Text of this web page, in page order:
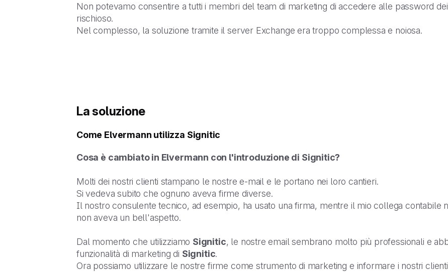
Non potevamo consentire a tutti i membri del team di marketing di accedere alle password
rischioso.
Nel complesso, la soluzione tramite il server Exchange era troppo complessa e noiosa.
La soluzione
Come Elvermann utilizza Signitic
Cosa è cambiato in Elvermann con l'introduzione di Signitic?
Molti dei nostri clienti stampano le nostre e-mail e le portano nei loro cantieri.
Si vedeva subito che ognuno aveva firme diverse.
Il nostro consulente tecnico, ad esempio, ha usato una firma, mentre il mio collega contabile
non aveva un bell'aspetto.
Dal momento che utilizziamo Signitic, le nostre email sembrano molto più professionali e
funzionalità di marketing di Signitic.
Ora possiamo utilizzare le nostre firme come strumento di marketing e informare i nostri